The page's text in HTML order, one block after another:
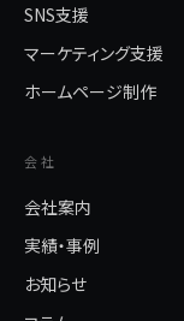
SNS支援
マーケティング支援
ホームページ制作
会社
会社案内
実績・事例
お知らせ